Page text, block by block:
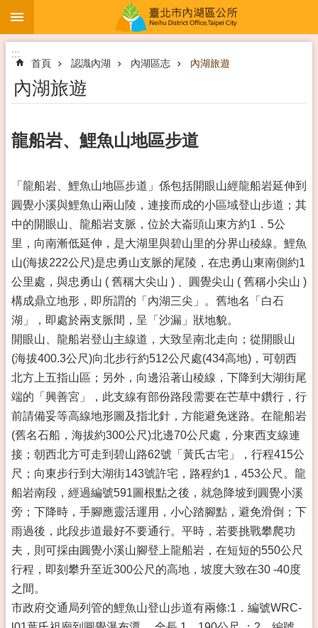
跳到主要內容區塊
:::
首頁 認識內湖 內湖區志 內湖旅遊
內湖旅遊
龍船岩、鯉魚山地區步道
「龍船岩、鯉魚山地區步道」係包括開眼山經龍船岩延伸到
圓覺小溪與鯉魚山兩山陵，連接而成的小區域登山步道；其
中的開眼山、龍船岩支脈，位於大崙頭山東方約1．5公
里，向南漸低延伸，是大湖里與碧山里的分界山稜線。鯉魚
山(海拔222公尺)是忠勇山支脈的尾陵，在忠勇山東南側約1
公里處，與忠勇山 ( 舊稱大尖山 ) 、圓覺尖山 ( 舊稱小尖山 )
構成鼎立地形，即所謂的「內湖三尖」。舊地名「白石
湖」，即處於兩支脈間，呈「沙漏」狀地貌。
開眼山、龍船岩登山主線道，大致呈南北走向；從開眼山
(海拔400.3公尺)向北步行約512公尺處(434高地)，可朝西
北方上五指山區；另外，向邊沿著山稜線，下降到大湖街尾
端的「興善宮」，此支線有部份路段需要在芒草中鑽行，行
前請備妥等高線地形圖及指北針，方能避免迷路。在龍船岩
(舊名石船，海拔約300公尺)北邊70公尺處，分東西支線連
接；朝西北方可走到碧山路62號「黃氏古宅」，行程415公
尺；向東步行到大湖街143號許宅，路程約1，453公尺。龍
船岩南段，經過編號591圖根點之後，就急降坡到圓覺小溪
旁；下降時，手腳應靈活運用，小心踏腳點，避免滑倒；下
雨過後，此段步道最好不要通行。平時，若要挑戰攀爬功
夫，則可採由圓覺小溪山腳登上龍船岩，在短短的550公尺
行程，即刻攀升至近300公尺的高地，坡度大致在30 -40度
之間。
市政府交通局列管的鯉魚山登山步道有兩條:1．編號WRC-